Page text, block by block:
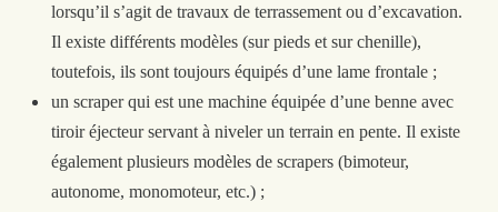
lorsqu’il s’agit de travaux de terrassement ou d’excavation.
Il existe différents modèles (sur pieds et sur chenille),
toutefois, ils sont toujours équipés d’une lame frontale ;
un scraper qui est une machine équipée d’une benne avec
tiroir éjecteur servant à niveler un terrain en pente. Il existe
également plusieurs modèles de scrapers (bimoteur,
autonome, monomoteur, etc.) ;